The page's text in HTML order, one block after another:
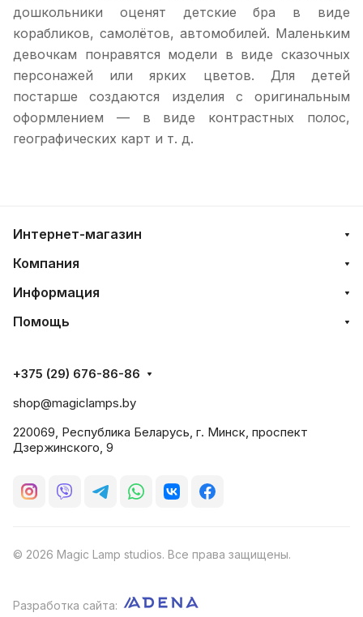
дошкольники оценят детские бра в виде
корабликов, самолётов, автомобилей. Маленьким
девочкам понравятся модели в виде сказочных
персонажей или ярких цветов. Для детей
постарше создаются изделия с оригинальным
оформлением — в виде контрастных полос,
географических карт и т. д.
Интернет-магазин
Компания
Информация
Помощь
+375 (29) 676-86-86
shop@magiclamps.by
220069, Республика Беларусь, г. Минск, проспект
Дзержинского, 9
© 2026 Magic Lamp studios. Все права защищены.
Разработка сайта: